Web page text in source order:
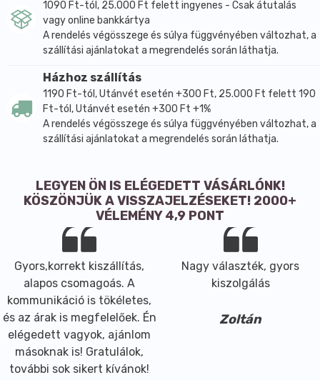
1090 Ft-tól, 25.000 Ft felett ingyenes - Csak átutalás
vagy online bankkártya
A rendelés végösszege és súlya függvényében változhat, a
szállítási ajánlatokat a megrendelés során láthatja.
Házhoz szállítás
1190 Ft-tól, Utánvét esetén +300 Ft, 25.000 Ft felett 190
Ft-tól, Utánvét esetén +300 Ft +1%
A rendelés végösszege és súlya függvényében változhat, a
szállítási ajánlatokat a megrendelés során láthatja.
LEGYEN ÖN IS ELÉGEDETT VÁSÁRLÓNK!
KÖSZÖNJÜK A VISSZAJELZÉSEKET! 2000+
VÉLEMÉNY 4,9 PONT
Gyors,korrekt kiszállítás,
alapos csomagoás. A
kommunikáció is tökéletes,
és az árak is megfelelőek. Én
elégedett vagyok, ajánlom
másoknak is! Gratulálok,
további sok sikert kívánok!
Nagy választék, gyors
kiszolgálás
Zoltán